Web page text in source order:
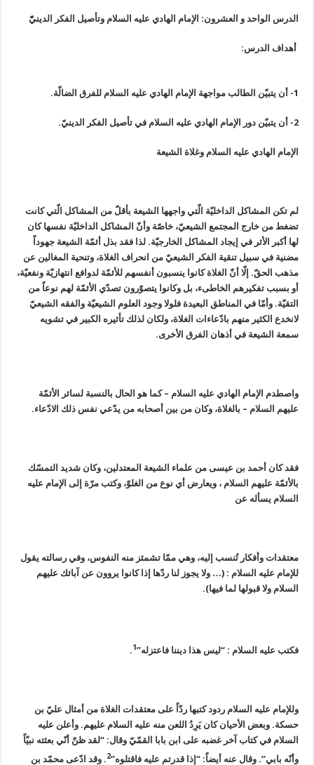
الدرس الواحد و العشرون: الإمام الهادي عليه السلام وتأصيل الفكر الدينيّّ‏
أهداف الدرس:
1- أن يتبيّن الطالب مواجهة الإمام الهادي عليه السلام للفرق الضالّة.
2- أن يتبيّن دور الإمام الهادي عليه السلام في تأصيل الفكر الدينيّ.
الإمام الهادي عليه السلام وغلاة الشيعة
لم تكن المشاكل الداخليّة الّتي واجهها الشيعة بأقلّ من المشاكل الّتي كانت
تضغط من خارج المجتمع الشيعيّ، خاصّة وأنّ المشاكل الداخليّة نفسها كان
لها أكبر الأثر في إيجاد المشاكل الخارجيّة. لذا فقد بذل أئمّة الشيعة جهوداً
مضنية في سبيل تنقية الفكر الشيعيّ من انحراف الغلاة، وتنحية المغالين عن
مذهب الحقّ. إلّا أنّ الغلاة كانوا ينسبون أنفسهم للأئمّة لدوافع انتهازيّة ونفعيّة،
أو بسبب تفكيرهم الخاطى‏ء، بل وكانوا يتصوّرون تصدّي الأئمّة لهم نوعاً من
التقيّة. وأمّا في المناطق البعيدة فلولا وجود العلوم الشيعيّة والفقه الشيعيّ
لانخدع الكثير منهم بادّعاءات الغلاة، ولكان لذلك تأثيره الكبير في تشويه
سمعة الشيعة في أذهان الفرق الأخرى.
واصطدم الإمام الهادي عليه السلام – كما هو الحال بالنسبة لسائر الأئمّة
عليهم السلام – بالغلاة، وكان من بين أصحابه من يدّعي نفس ذلك الادّعاء.
فقد كان أحمد بن عيسى من علماء الشيعة المعتدلين، وكان شديد التمسّك
بالأئمّة عليهم السلام ، ويعارض أي نوع من الغلوّ، وكتب مرّة إلى الإمام عليه
السلام يسأله عن
معتقدات وأفكار تُنسب إليه، وهي ممّا تشمئز منه النفوس، وفي رسالته يقول
للإمام عليه السلام : (… ولا يجوز لنا ردّها إذا كانوا يروون عن آبائك عليهم
السلام ولا قبولها لما فيها).
فكتب عليه السلام : “ليس هذا ديننا فاعتزله”1
.
وللإمام عليه السلام ردود كتبها ردّاً على معتقدات الغلاة من أمثال عليّ بن
حسكة. وبعض الأحيان كان يَرِدُ اللعن منه عليه السلام عليهم. وأعلن عليه
السلام في كتاب آخر غضبه على ابن بابا القمّيّ وقال: “لقد ظنّ أنّي بعثته نبيّاً
وأنّه بابي”. وقال عنه أيضاً: “إذا قدرتم عليه فاقتلوه”2. وقد ادّعى محمّد بن